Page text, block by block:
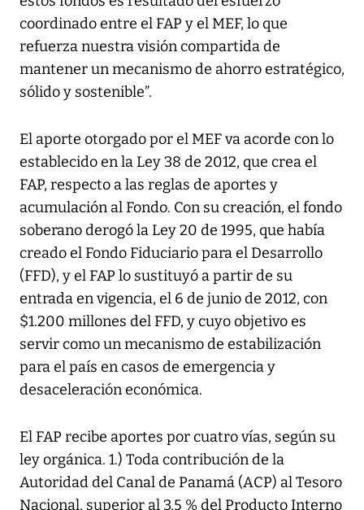
coordinado entre el FAP y el MEF, lo que
refuerza nuestra visión compartida de
mantener un mecanismo de ahorro estratégico,
sólido y sostenible”.
El aporte otorgado por el MEF va acorde con lo
establecido en la Ley 38 de 2012, que crea el
FAP, respecto a las reglas de aportes y
acumulación al Fondo. Con su creación, el fondo
soberano derogó la Ley 20 de 1995, que había
creado el Fondo Fiduciario para el Desarrollo
(FFD), y el FAP lo sustituyó a partir de su
entrada en vigencia, el 6 de junio de 2012, con
$1.200 millones del FFD, y cuyo objetivo es
servir como un mecanismo de estabilización
para el país en casos de emergencia y
desaceleración económica.
El FAP recibe aportes por cuatro vías, según su
ley orgánica. 1.) Toda contribución de la
Autoridad del Canal de Panamá (ACP) al Tesoro
Nacional, superior al 3,5 % del Producto Interno